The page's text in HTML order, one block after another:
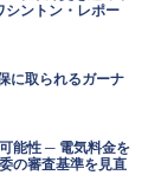
ントン・レポー
に取られるガーナ
能性 ─ 電気料金を
の審査基準を見直